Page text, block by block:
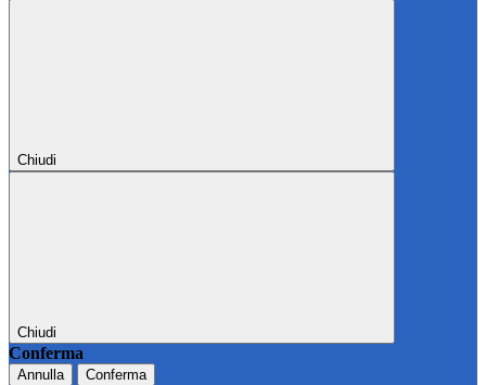
Chiudi
Chiudi
Conferma
Annulla Conferma